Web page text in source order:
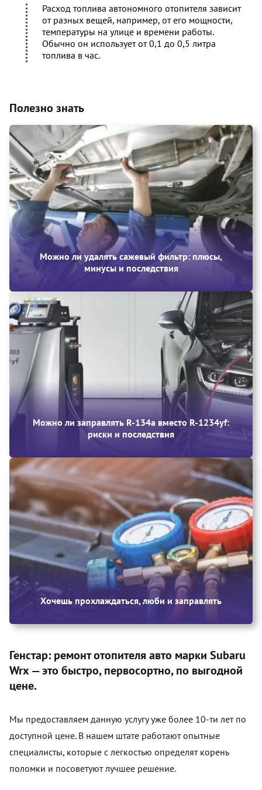
Расход топлива автономного отопителя зависит
от разных вещей, например, от его мощности,
температуры на улице и времени работы.
Обычно он использует от 0,1 до 0,5 литра
топлива в час.
Полезно знать
Можно ли удалять сажевый фильтр: плюсы,
минусы и последствия
Можно ли заправлять R-134a вместо R-1234yf:
риски и последствия
Хочешь прохлаждаться, люби и заправлять
Генстар: ремонт отопителя авто марки Subaru
Wrx — это быстро, первосортно, по выгодной
цене.
Мы предоставляем данную услугу уже более 10-ти лет по
доступной цене. В нашем штате работают опытные
специалисты, которые с легкостью определят корень
поломки и посоветуют лучшее решение.